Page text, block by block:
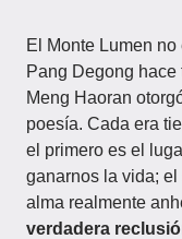
El Monte Lumen
Pang Degong
Meng Haoran
poesía. Cada era
el primero es el
ganarnos la vida;
alma realmente
verdadera